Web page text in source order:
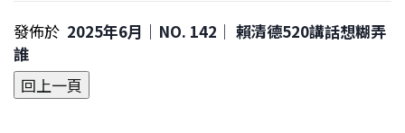
發佈於 2025年6月｜NO. 142│ 賴清德520講話想糊弄
誰